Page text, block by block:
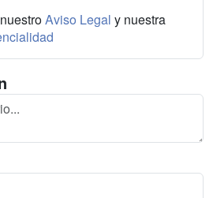
Aviso Legal y nuestra